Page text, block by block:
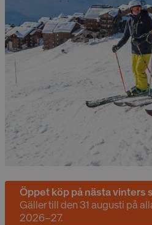
Öppet köp på nästa vinters
Gäller till den 31 augusti på
2026–27.